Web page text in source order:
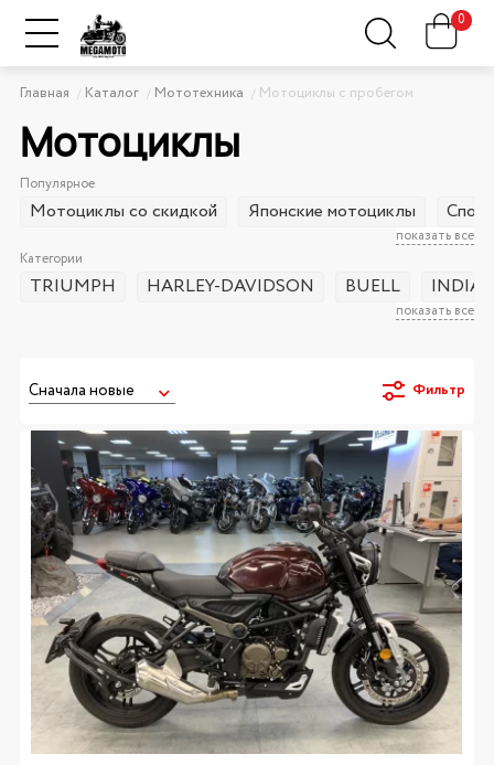
0
Главная Каталог Мототехника Мотоциклы с пробегом
Мотоциклы
Популярное
показать все
Мотоциклы со скидкой Японские мотоциклы
Категории
показать все
TRIUMPH HARLEY-DAVIDSON BUELL
Фильтр